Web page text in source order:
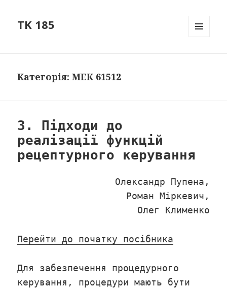
TK 185
Категорія: МЕК 61512
3. Підходи до
реалізації функцій
рецептурного керування
Олександр Пупена,
Роман Міркевич,
Олег Клименко
Перейти до початку посібника
Для забезпечення процедурного
керування, процедури мають бути